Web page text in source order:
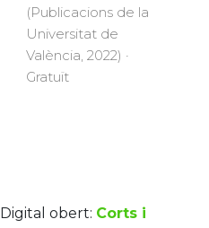
(Publicacions de la
Universitat de
València, 2022) ·
Gratuït
Digital obert: Corts i